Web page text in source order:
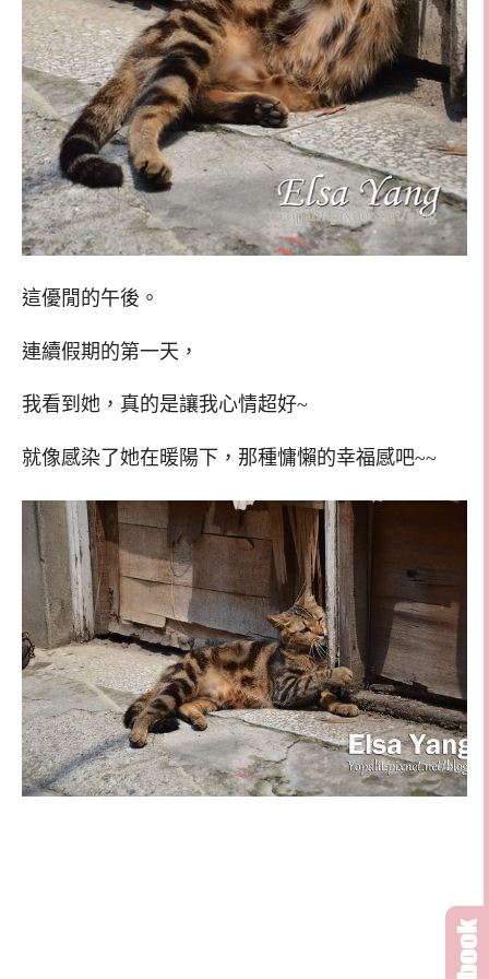
這優閒的午後。
連續假期的第一天，
我看到她，真的是讓我心情超好~
就像感染了她在暖陽下，那種慵懶的幸福感吧~~